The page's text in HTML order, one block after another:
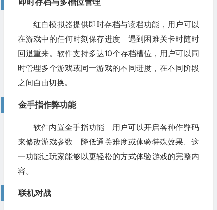
即时存档与多槽位管理
红白模拟器提供即时存档与读档功能，用户可以
在游戏中的任何时刻保存进度，遇到困难关卡时随时
回退重来。软件支持多达10个存档槽位，用户可以同
时管理多个游戏或同一游戏的不同进度，在不同阶段
之间自由切换。
金手指作弊功能
软件内置金手指功能，用户可以开启各种作弊码
来修改游戏参数，降低通关难度或体验特殊效果。这
一功能让玩家能够以更轻松的方式体验游戏的完整内
容。
联机对战